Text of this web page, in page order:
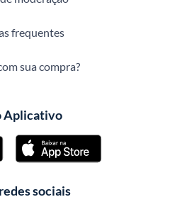
frequentes
sua compra?
Aplicativo
sociais